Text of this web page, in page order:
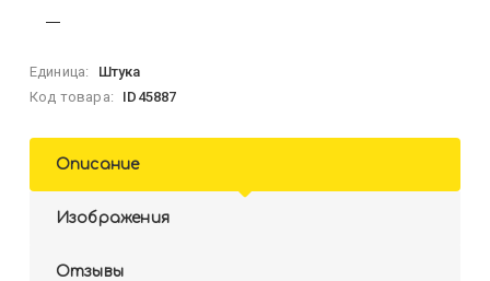
Единица:
Штука
Код товара:
ID45887
Описание
Изображения
Отзывы